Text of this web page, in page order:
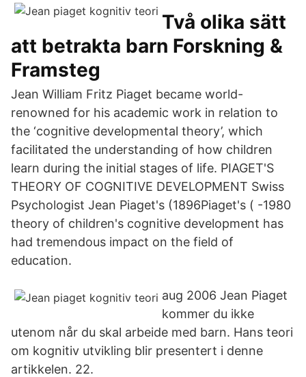
Två olika sätt
att betrakta barn Forskning &
Framsteg
Jean William Fritz Piaget became world-
renowned for his academic work in relation to
the ‘cognitive developmental theory’, which
facilitated the understanding of how children
learn during the initial stages of life. PIAGET'S
THEORY OF COGNITIVE DEVELOPMENT Swiss
Psychologist Jean Piaget's (1896Piaget's ( -1980
theory of children's cognitive development has
had tremendous impact on the field of
education.
aug 2006 Jean Piaget
kommer du ikke
utenom når du skal arbeide med barn. Hans teori
om kognitiv utvikling blir presentert i denne
artikkelen. 22.